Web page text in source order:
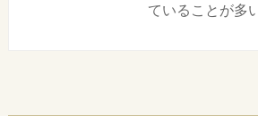
ていることが多